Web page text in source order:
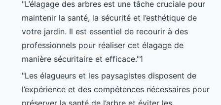
"L’élagage des arbres est une tâche cruciale pour
maintenir la santé, la sécurité et l’esthétique de
votre jardin. Il est essentiel de recourir à des
professionnels pour réaliser cet élagage de
manière sécuritaire et efficace."1
"Les élagueurs et les paysagistes disposent de
l’expérience et des compétences nécessaires pour
préserver la santé de l’arbre et éviter les